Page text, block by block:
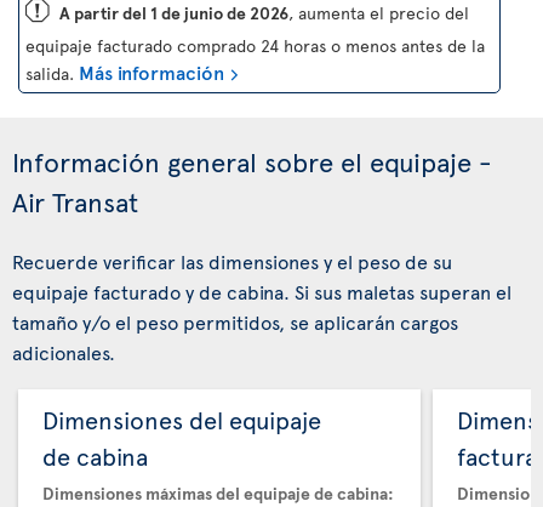
ü A partir del 1 de junio de 2026, aumenta el precio del
equipaje facturado comprado 24 horas o menos antes de la
salida. Más información
Información general sobre el equipaje -
Air Transat
Recuerde verificar las dimensiones y el peso de su
equipaje facturado y de cabina. Si sus maletas superan el
tamaño y/o el peso permitidos, se aplicarán cargos
adicionales.
Dimensiones del equipaje
de cabina
Dimensiones máximas del equipaje de cabina: